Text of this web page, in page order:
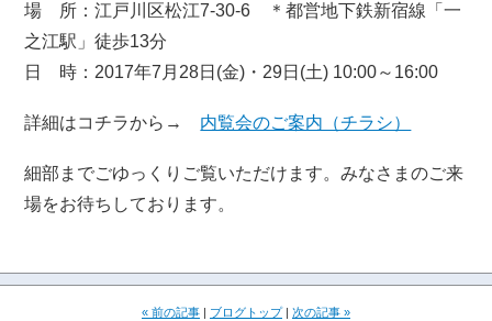
場 所：江戸川区松江7-30-6 ＊都営地下鉄新宿線「一
之江駅」徒歩13分
日 時：2017年7月28日(金)・29日(土) 10:00～16:00
詳細はコチラから→ 内覧会のご案内（チラシ）
細部までごゆっくりご覧いただけます。みなさまのご来
場をお待ちしております。
« 前の記事 ブログトップ| 次の記事 »